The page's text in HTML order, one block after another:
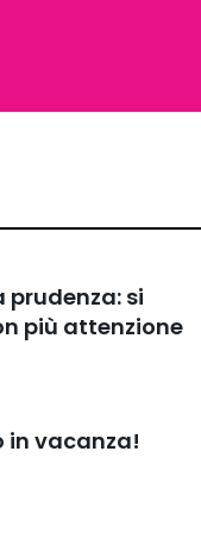
prudenza: si
più attenzione
in vacanza!